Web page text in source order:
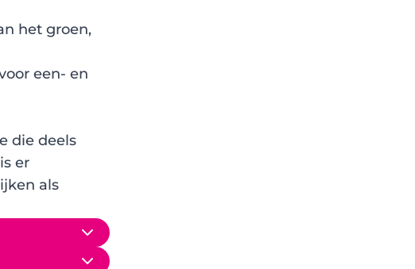
het groen,
een- en
die deels
er
als